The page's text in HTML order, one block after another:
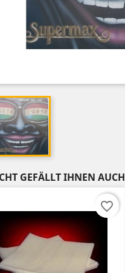
GEFÄLLT IHNEN AUCH
favorite_border